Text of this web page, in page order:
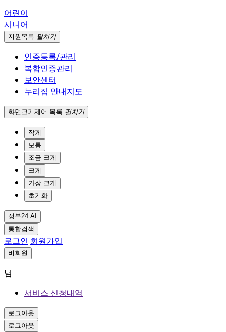
어린이
시니어
지원 목록 펼치기
인증등록/관리
복합인증관리
보안센터
누리집 안내지도
화면크기제어 목록 펼치기
작게
보통
조금 크게
크게
가장 크게
초기화
정부24 AI
통합검색
로그인 회원가입
비회원
님
서비스 신청내역
로그아웃
로그아웃